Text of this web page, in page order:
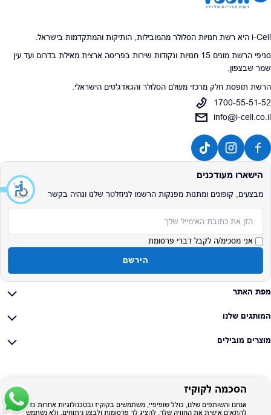
i-Cell היא רשת חנויות הסלולר מהמובילות, הותיקות והמתקדמות בישראל.
סניפי הרשת מונים 15 חנויות ונקודות שירות בפריסה ארצית מאילת בדרום ועד עין
שמר שבצפון.
הרשת תופסת חלק מרכזי מעולם הסלולר והגאדג'טים הישראלי.
1700-55-51-52
info@i-cell.co.il
הישארו מעודכנים
מבצעים, קופונים ומתנות מפנקות הרשמו לניוזלטר שלנו ונהיה בקשר
אני מסכימ/ה לקבל דברי פרסומת
הירשם
מפת האתר
המותגים שלנו
מוצרים מובילים
הסכמה לקוקיז
אנחנו והשותפים שלנו, כולל שופיפיי, משתמשים בקוקיז ובטכנולוגיות אחרות כדי
להתאים אישית את החוויה שלך, להציג לך פרסומות ולבצע ניתוחים, ולא נשתמש